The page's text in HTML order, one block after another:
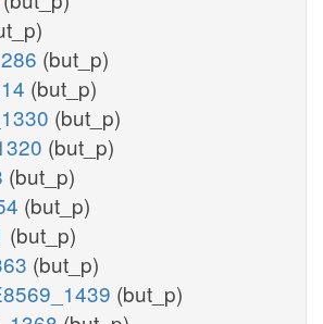
(but_p)
(but_p)
(but_p)
(but_p)
(but_p)
(but_p)
(but_p)
(but_p)
(but_p)